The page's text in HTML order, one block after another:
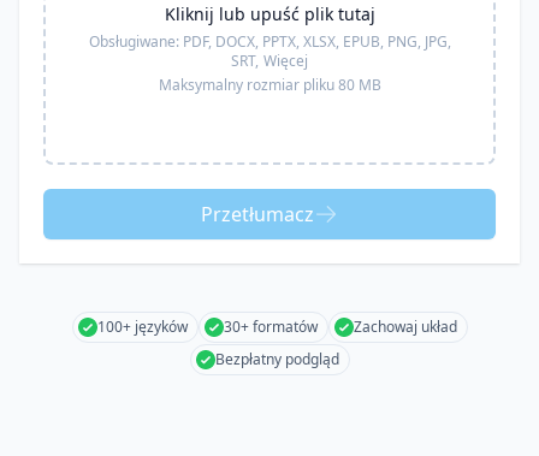
Kliknij lub upuść plik tutaj
Obsługiwane: PDF, DOCX, PPTX, XLSX, EPUB, PNG, JPG,
SRT, Więcej
Maksymalny rozmiar pliku 80 MB
Przetłumacz
100+ języków 30+ formatów
Zachowaj układ
Bezpłatny podgląd